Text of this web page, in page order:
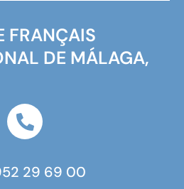
FRANÇAIS
DE MÁLAGA,
29 69 00